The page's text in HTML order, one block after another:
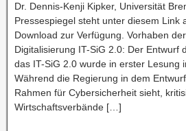
Dr. Dennis-Kenji Kipker, Universität
Pressespiegel steht unter diesem Link
Download zur Verfügung. Vorhaben
Digitalisierung IT-SiG 2.0: Der Entwurf
das IT-SiG 2.0 wurde in erster Lesung
Während die Regierung in dem
Rahmen für Cybersicherheit sieht,
Wirtschaftsverbände […]